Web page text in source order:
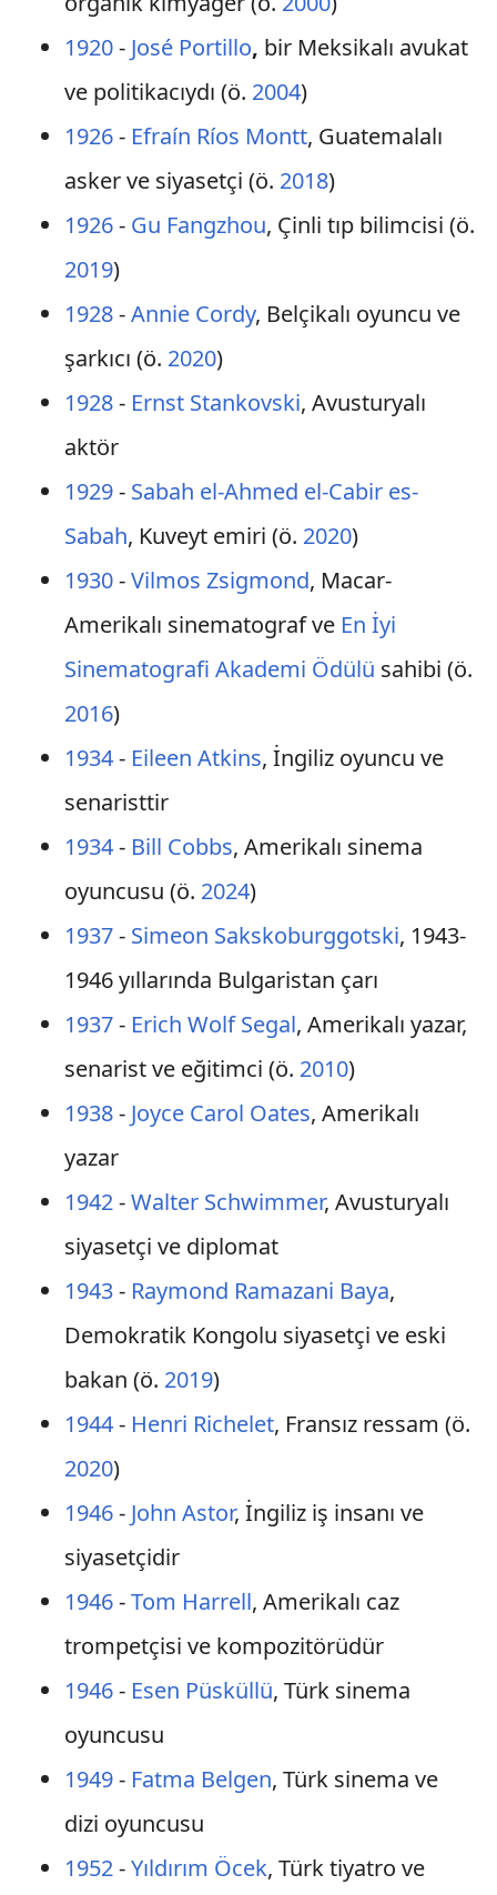
1920- José Portillo, bir Meksikalı avukat
ve politikacıydı (ö. 2004)
1926- Efraín Ríos Montt, Guatemalalı
asker ve siyasetçi (ö. 2018)
1926- Gu Fangzhou, Çinli tıp bilimcisi (ö.
2019)
1928-Annie Cordy, Belçikalı oyuncu ve
şarkıcı (ö. 2020)
1928- Ernst Stankovski, Avusturyalı
aktör
1929- Sabah el-Ahmed el-Cabir es-
Sabah, Kuveyt emiri (ö. 2020)
1930-Vilmos Zsigmond, Macar-
Amerikalı sinematograf ve En İyi
Sinematografi Akademi Ödülü sahibi (ö.
2016)
1934- Eileen Atkins, İngiliz oyuncu ve
senaristtir
1934- Bill Cobbs, Amerikalı sinema
oyuncusu (ö. 2024)
1937- Simeon Sakskoburggotski, 1943-
1946 yıllarında Bulgaristan çarı
1937- Erich Wolf Segal, Amerikalı yazar,
senarist ve eğitimci (ö. 2010)
1938- Joyce Carol Oates, Amerikalı
yazar
1942-Walter Schwimmer, Avusturyalı
siyasetçi ve diplomat
1943- Raymond Ramazani Baya,
Demokratik Kongolu siyasetçi ve eski
bakan (ö. 2019)
1944- Henri Richelet, Fransız ressam (ö.
2020)
1946- John Astor, İngiliz iş insanı ve
siyasetçidir
1946-Tom Harrell, Amerikalı caz
trompetçisi ve kompozitörüdür
1946- Esen Püsküllü, Türk sinema
oyuncusu
1949- Fatma Belgen, Türk sinema ve
dizi oyuncusu
1952-Yıldırım Öcek, Türk tiyatro ve